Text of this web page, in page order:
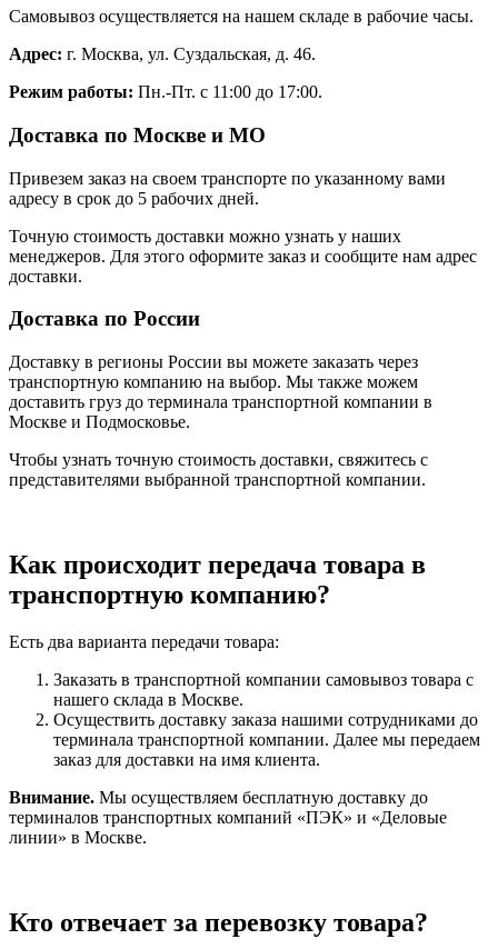
Самовывоз осуществляется на нашем складе в рабочие часы.
Адрес: г. Москва, ул. Суздальская, д. 46.
Режим работы: Пн.-Пт. с 11:00 до 17:00.
Доставка по Москве и МО
Привезем заказ на своем транспорте по указанному вами
адресу в срок до 5 рабочих дней.
Точную стоимость доставки можно узнать у наших
менеджеров. Для этого оформите заказ и сообщите нам адрес
доставки.
Доставка по России
Доставку в регионы России вы можете заказать через
транспортную компанию на выбор. Мы также можем
доставить груз до терминала транспортной компании в
Москве и Подмосковье.
Чтобы узнать точную стоимость доставки, свяжитесь с
представителями выбранной транспортной компании.
Как происходит передача товара в
транспортную компанию?
Есть два варианта передачи товара:
Заказать в транспортной компании самовывоз товара с
нашего склада в Москве.
Осуществить доставку заказа нашими сотрудниками до
терминала транспортной компании. Далее мы передаем
заказ для доставки на имя клиента.
Внимание. Мы осуществляем бесплатную доставку до
терминалов транспортных компаний «ПЭК» и «Деловые
линии» в Москве.
Кто отвечает за перевозку товара?